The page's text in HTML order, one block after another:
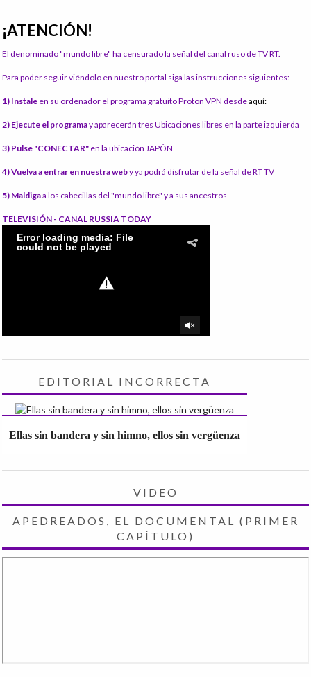
¡ATENCIÓN!
El denominado "mundo libre" ha censurado la señal del canal ruso de TV RT.
Para poder seguir viéndolo en nuestro portal siga las instrucciones siguientes:
1) Instale en su ordenador el programa gratuito Proton VPN desdeaquí:
2) Ejecute el programay aparecerán tres Ubicaciones libres en la parte izquierda
3) Pulse "CONECTAR" en la ubicación JAPÓN
4) Vuelva a entrar en nuestra weby ya podrá disfrutar de la señal de RT TV
5) Maldigaa los cabecillas del "mundo libre" y a sus ancestros
TELEVISIÓN - CANAL RUSSIA TODAY
EDITORIAL INCORRECTA
Ellas sin bandera y sin himno, ellos sin vergüenza
VIDEO
APEDREADOS, EL DOCUMENTAL (PRIMER
CAPÍTULO)